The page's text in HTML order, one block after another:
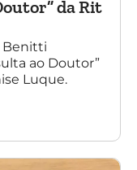
da Rit
Benitti
ao Doutor”
Luque.